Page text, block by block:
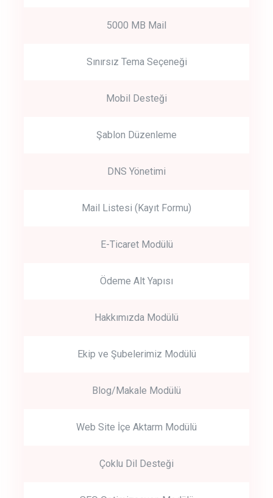
5000 MB Mail
Sınırsız Tema Seçeneği
Mobil Desteği
Şablon Düzenleme
DNS Yönetimi
Mail Listesi (Kayıt Formu)
E-Ticaret Modülü
Ödeme Alt Yapısı
Hakkımızda Modülü
Ekip ve Şubelerimiz Modülü
Blog/Makale Modülü
Web Site İçe Aktarm Modülü
Çoklu Dil Desteği